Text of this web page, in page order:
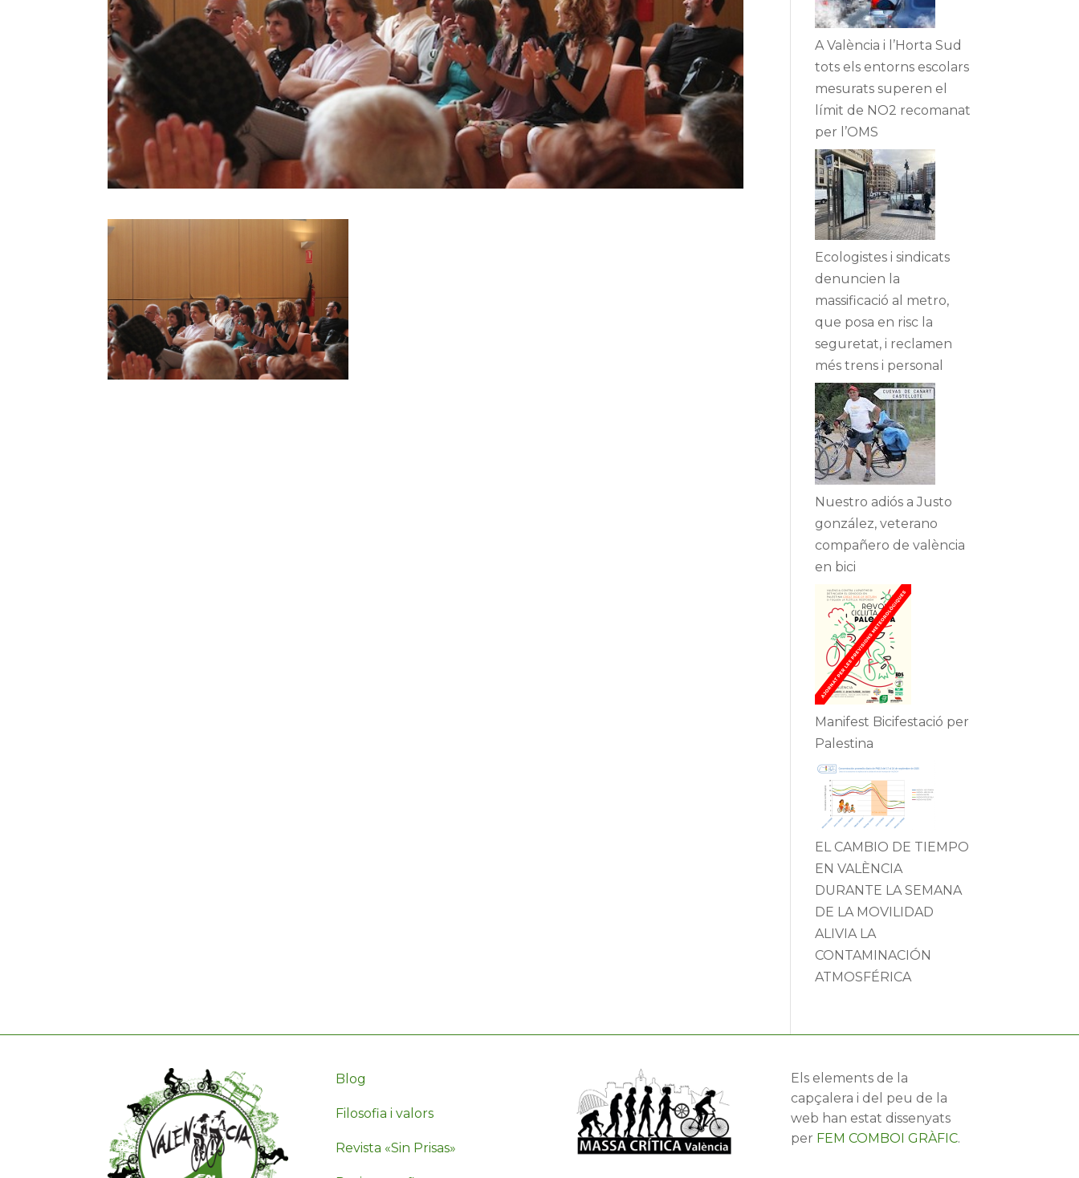
A València i l’Horta Sud
tots els entorns escolars
mesurats superen el
límit de NO2 recomanat
per l’OMS
Ecologistes i sindicats
denuncien la
massificació al metro,
que posa en risc la
seguretat, i reclamen
més trens i personal
Nuestro adiós a Justo
gonzález, veterano
compañero de valència
en bici
Manifest Bicifestació per
Palestina
EL CAMBIO DE TIEMPO
EN VALÈNCIA
DURANTE LA SEMANA
DE LA MOVILIDAD
ALIVIA LA
CONTAMINACIÓN
ATMOSFÉRICA
Blog
Filosofia i valors
Revista «Sin Prisas»
Els elements de la
capçalera i del peu de la
web han estat dissenyats
per FEM COMBOI GRÀFIC.